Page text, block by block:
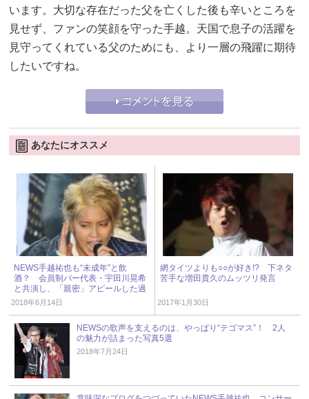
います。大切な存在だった父を亡くした後も辛いところを
見せず、ファンの笑顔を守った手越。天国で息子の活躍を
見守ってくれている父のためにも、より一層の飛躍に期待
したいですね。
あなたにオススメ
NEWS手越祐也も“未成年”と飲
酒？ 会員制バー代表・宇田川晃希
と共演し、「親密」アピールした過
去
2018年6月14日
網タイツよりも○○が好き!? 下ネタ
苦手な増田貴久のムッツリ発言
2017年1月30日
NEWSの歌声を支えるのは、やっぱり“テゴマス”！ 2人
の魅力が詰まった写真5選
2018年7月24日